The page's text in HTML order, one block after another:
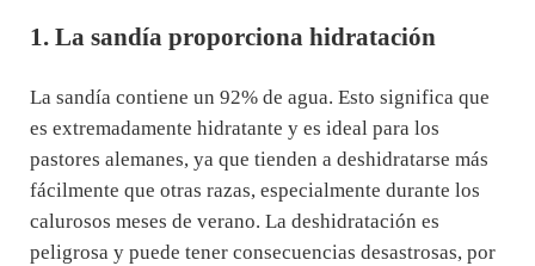
1. La sandía proporciona hidratación
La sandía contiene un 92% de agua. Esto significa que
es extremadamente hidratante y es ideal para los
pastores alemanes, ya que tienden a deshidratarse más
fácilmente que otras razas, especialmente durante los
calurosos meses de verano. La deshidratación es
peligrosa y puede tener consecuencias desastrosas, por